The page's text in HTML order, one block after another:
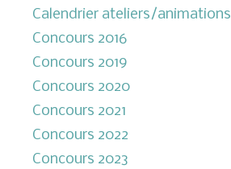
Calendrier ateliers/animations
Concours 2016
Concours 2019
Concours 2020
Concours 2021
Concours 2022
Concours 2023